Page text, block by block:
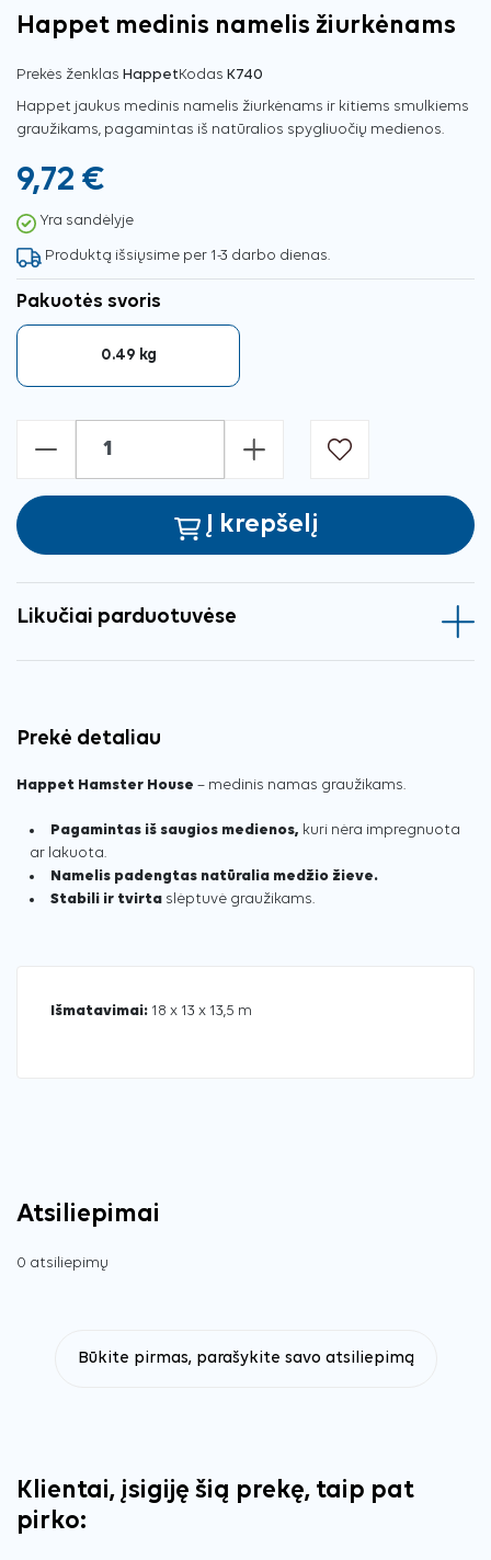
Happet medinis namelis žiurkėnams
Prekės ženklas HappetKodas K740
Happet jaukus medinis namelis žiurkėnams ir kitiems smulkiems
graužikams, pagamintas iš natūralios spygliuočių medienos.
9,72 €
Yra sandėlyje
Produktą išsiųsime per 1-3 darbo dienas.
Pakuotės svoris
0.49 kg
- +
Į krepšelį
Likučiai parduotuvėse
Prekė detaliau
Happet Hamster House – medinis namas graužikams.
Pagamintas iš saugios medienos, kuri nėra impregnuota
ar lakuota.
Namelis padengtas natūralia medžio žieve.
Stabili ir tvirta slėptuvė graužikams.
Išmatavimai: 18 x 13 x 13,5 m
Atsiliepimai
0 atsiliepimų
Būkite pirmas, parašykite savo atsiliepimą
Klientai, įsigiję šią prekę, taip pat
pirko: